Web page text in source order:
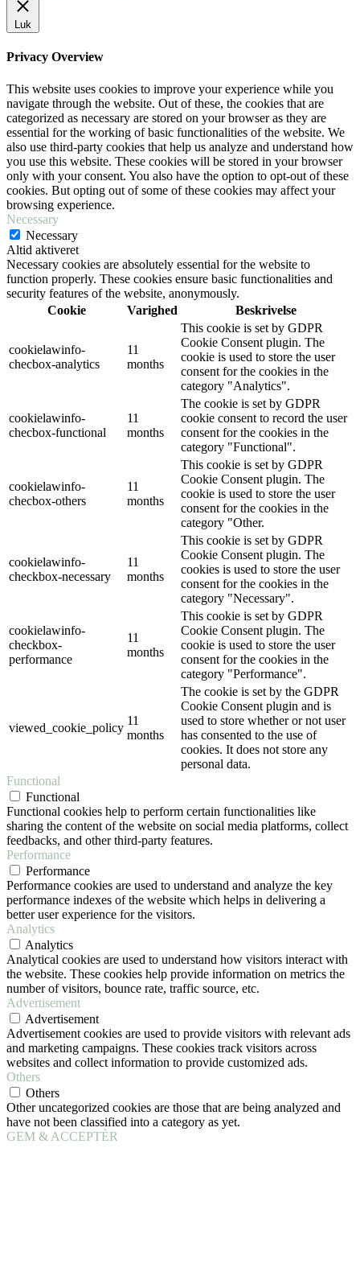
Luk
Privacy Overview
This website uses cookies to improve your experience while you
navigate through the website. Out of these, the cookies that are
categorized as necessary are stored on your browser as they are
essential for the working of basic functionalities of the website. We
also use third-party cookies that help us analyze and understand how
you use this website. These cookies will be stored in your browser
only with your consent. You also have the option to opt-out of these
cookies. But opting out of some of these cookies may affect your
browsing experience.
Necessary
Necessary
Altid aktiveret
Necessary cookies are absolutely essential for the website to
function properly. These cookies ensure basic functionalities and
security features of the website, anonymously.
Cookie
Varighed Beskrivelse
cookielawinfo-
checbox-analytics
11
months
This cookie is set by GDPR
Cookie Consent plugin. The
cookie is used to store the user
consent for the cookies in the
category "Analytics".
cookielawinfo-
checbox-functional
11
months
The cookie is set by GDPR
cookie consent to record the user
consent for the cookies in the
category "Functional".
cookielawinfo-
checbox-others
11
months
This cookie is set by GDPR
Cookie Consent plugin. The
cookie is used to store the user
consent for the cookies in the
category "Other.
cookielawinfo-
checkbox-necessary
11
months
This cookie is set by GDPR
Cookie Consent plugin. The
cookies is used to store the user
consent for the cookies in the
category "Necessary".
cookielawinfo-
checkbox-
performance
11
months
This cookie is set by GDPR
Cookie Consent plugin. The
cookie is used to store the user
consent for the cookies in the
category "Performance".
viewed_cookie_policy
11
months
The cookie is set by the GDPR
Cookie Consent plugin and is
used to store whether or not user
has consented to the use of
cookies. It does not store any
personal data.
Functional
Functional
Functional cookies help to perform certain functionalities like
sharing the content of the website on social media platforms, collect
feedbacks, and other third-party features.
Performance
Performance
Performance cookies are used to understand and analyze the key
performance indexes of the website which helps in delivering a
better user experience for the visitors.
Analytics
Analytics
Analytical cookies are used to understand how visitors interact with
the website. These cookies help provide information on metrics the
number of visitors, bounce rate, traffic source, etc.
Advertisement
Advertisement
Advertisement cookies are used to provide visitors with relevant ads
and marketing campaigns. These cookies track visitors across
websites and collect information to provide customized ads.
Others
Others
Other uncategorized cookies are those that are being analyzed and
have not been classified into a category as yet.
GEM & ACCEPTÈR